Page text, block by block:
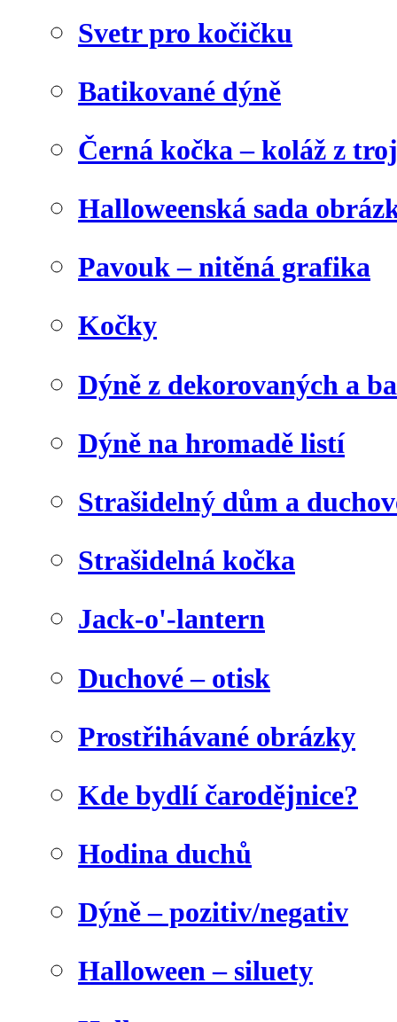
Svetr pro kočičku
Batikované dýně
Černá kočka – koláž z
Halloweenská sada
Pavouk – nitěná grafika
Kočky
Dýně z dekorovaných a
Dýně na hromadě listí
Strašidelný dům a
Strašidelná kočka
Jack-o'-lantern
Duchové – otisk
Prostřihávané obrázky
Kde bydlí čarodějnice?
Hodina duchů
Dýně – pozitiv/negativ
Halloween – siluety